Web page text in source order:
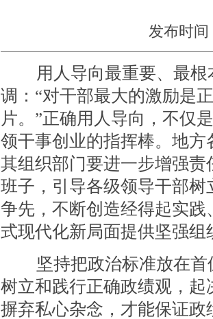
发布时间
用人导向最重要、最根
调：“对干部最大的激励是
片。”正确用人导向，不仅
领干事创业的指挥棒。地
其组织部门要进一步增强
班子，引导各级领导干部
争先，不断创造经得起实
式现代化新局面提供坚强组
坚持把政治标准放在首
树立和践行正确政绩观，
摒弃私心杂念，才能保证